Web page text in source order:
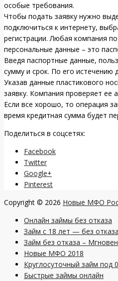
особые требования.
Чтобы подать заявку нужно
подключиться к интернету,
регистрации. Любая компания
персональные данные – это
Введя паспортные данные,
сумму и срок. По его истечению
Указав данные пластикового
заявку. Компания проверяет ее
Если все хорошо, то операция
время кредитная сумма будет
Поделиться в соцсетях:
Facebook
Twitter
Google+
Pinterest
Copyright © 2026 Новые МФО
Онлайн займы без отказа
Займ с 18 лет — без отказа
Займ без отказа –
Новые МФО 2018
Круглосуточный займ под
Быстрые займы онлайн